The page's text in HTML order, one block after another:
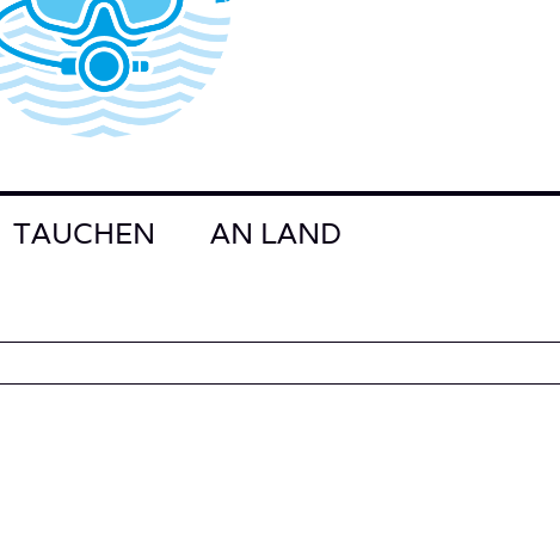
TAUCHEN AN LAND